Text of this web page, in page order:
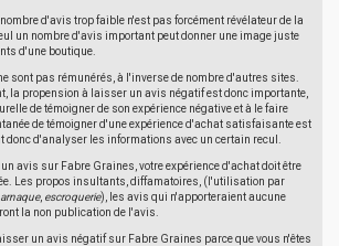
d'avis trop faible n'est pas forcément révélateur de la
un nombre d'avis important peut donner une image juste
d'une boutique.
sont pas rémunérés, à l'inverse de nombre d'autres sites.
la propension à laisser un avis négatif est donc importante,
de témoigner de son expérience négative et à le faire
de témoigner d'une expérience d'achat satisfaisante est
donc d'analyser les informations avec un certain recul.
avis sur Fabre Graines, votre expérience d'achat doit être
Les propos insultants, diffamatoires, (l'utilisation par
arnaque, escroquerie), les avis qui n'apporteraient aucune
la non publication de l'avis.
un avis négatif sur Fabre Graines parce que vous n'êtes